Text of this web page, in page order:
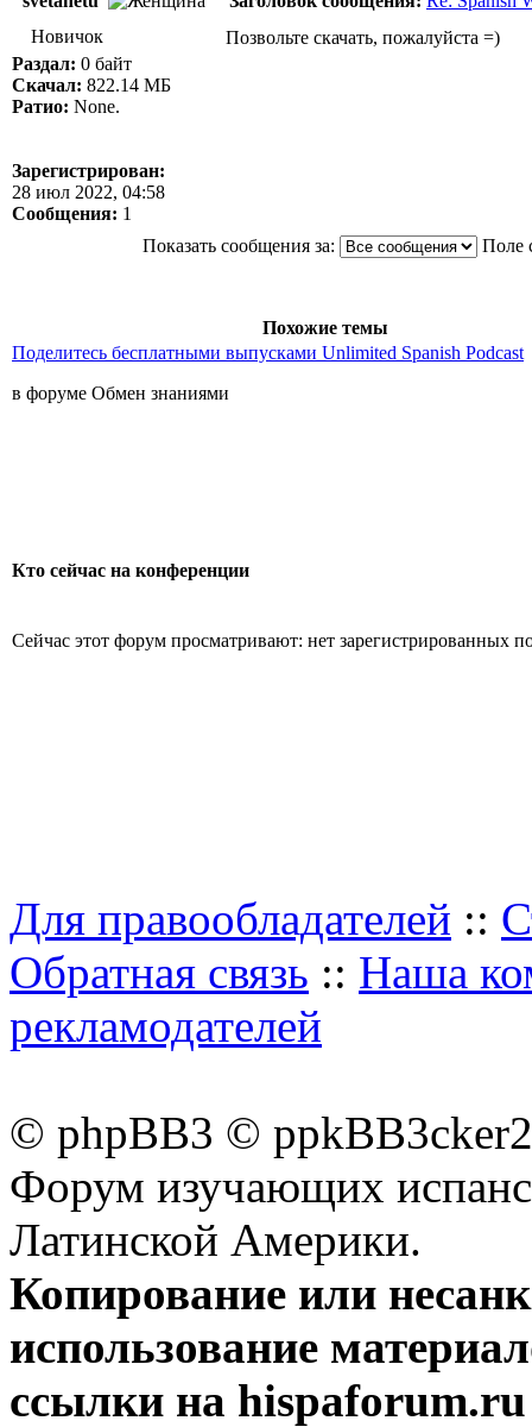
Новичок
Раздал: 0 байт
Скачал: 822.14 МБ
Ратио: None.
Зарегистрирован:
28 июл 2022, 04:58
Сообщения: 1
Позвольте скачать, пожалуйста =)
Показать сообщения за: Поле
Похожие темы
Поделитесь бесплатными выпусками Unlimited Spanish Podcast
в форуме Обмен знаниями
Кто сейчас на конференции
Сейчас этот форум просматривают: нет зарегистрированных
Для правообладателей ::
Обратная связь :: Наша
рекламодателей
© phpBB3 ©
Форум изучающих
Латинской Америки.
Копирование или
использование
ссылки на hispaforum.ru